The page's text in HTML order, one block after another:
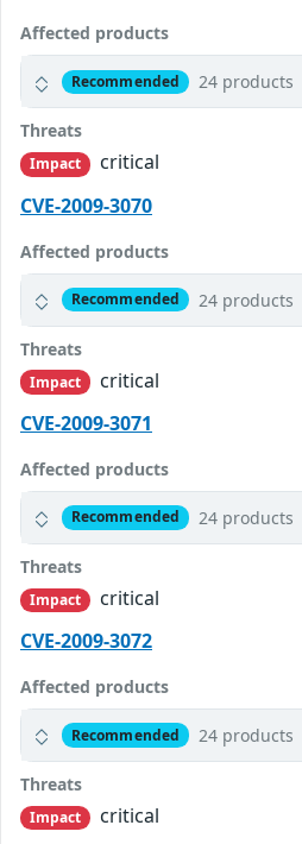
Affected products
Recommended 24 products
Threats
Impact
critical
CVE-2009-3070
Affected products
Recommended 24 products
Threats
Impact
critical
CVE-2009-3071
Affected products
Recommended 24 products
Threats
Impact
critical
CVE-2009-3072
Affected products
Recommended 24 products
Threats
Impact
critical